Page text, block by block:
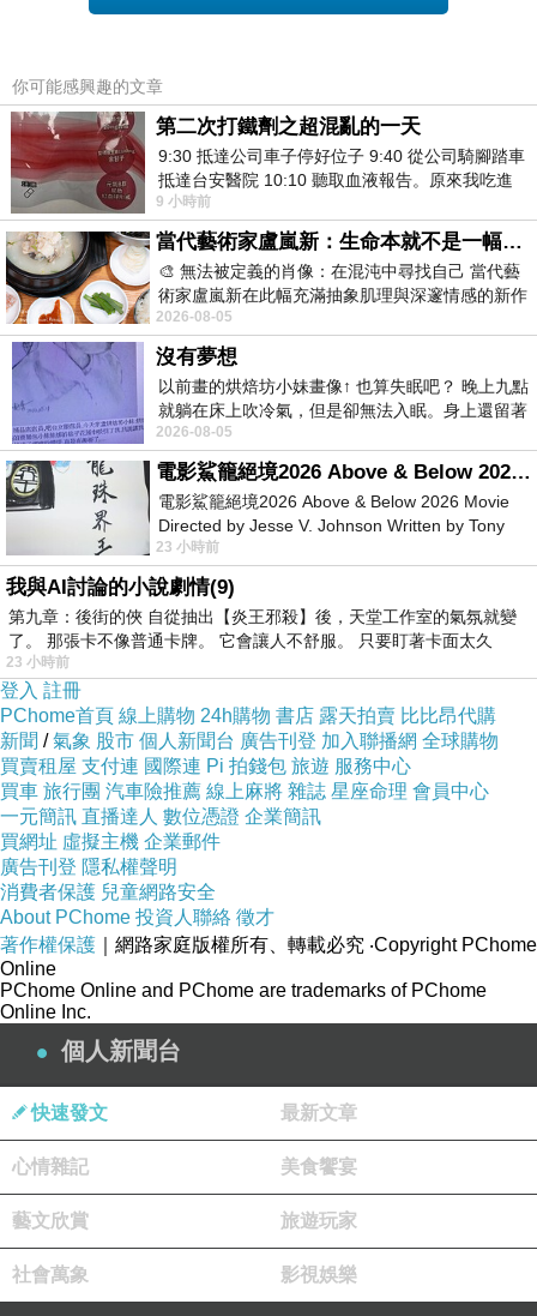
入口處不大，右側有一台自動售餐機，
有如此先進的設備，忍不住想動動手指來操控看
看。
店家於門口等待區擺放木椅，以供食客們候位之
用。
自助點餐系統介面操作簡單，螢幕也大，
想吃什麼類別就點進去，這次就選熟丼與生丼各
一，
畫面會出現餐點照片及價位，然後依循每一道步
驟，
確認餐點無誤後就能付款結帳，點餐不求人，真
(P.S.若不熟悉使用此機器，也可請服務員幫忙
你可能感興趣的文章
第二次打鐵劑之超混亂的一天
9:30 抵達公司車子停好位子 9:40 從公司騎腳踏車
抵達台安醫院 10:10 聽取血液報告。原來我吃進
去的 B12 彌可保並非沒有吸收而是超
9 小時前
當代藝術家盧嵐新：生命本就不是一幅能被定義的肖像，在混亂與交疊中拼湊完整的靈魂
🎨 無法被定義的肖像：在混沌中尋找自己 當代藝
術家盧嵐新在此幅充滿抽象肌理與深邃情感的新作
中，以灰白為基底，交織著塗抹、刮擦與
2026-08-05
沒有夢想
以前畫的烘焙坊小妹畫像↑ 也算失眠吧？ 晚上九點
就躺在床上吹冷氣，但是卻無法入眠。身上還留著
四點多跑的六公里的疲
2026-08-05
電影鯊籠絕境2026 Above & Below 2026 Movie
電影鯊籠絕境2026 Above & Below 2026 Movie
Directed by Jesse V. Johnson Written by Tony
Giordano Starring Laura Maran
23 小時前
我與AI討論的小說劇情(9)
第九章：後街的俠 自從抽出【炎王邪殺】後，天堂工作室的氣氛就變
了。 那張卡不像普通卡牌。 它會讓人不舒服。 只要盯著卡面太久
23 小時前
登入 註冊
PChome首頁 線上購物 24h購物 書店 露天拍賣 比比昂代購
新聞 /氣象 股市 個人新聞台 廣告刊登 加入聯播網 全球購物
買賣租屋 支付連 國際連 Pi 拍錢包 旅遊 服務中心
買車 旅行團 汽車險推薦 線上麻將 雜誌 星座命理 會員中心
一元簡訊 直播達人 數位憑證 企業簡訊
買網址 虛擬主機 企業郵件
廣告刊登 隱私權聲明
消費者保護 兒童網路安全
About PChome 投資人聯絡 徵才
著作權保護 ｜網路家庭版權所有、轉載必究 ‧Copyright PChome
Online
PChome Online and PChome are trademarks of PChome
Online Inc.
個人新聞台
快速發文 最新文章
心情雜記 美食饗宴
藝文欣賞 旅遊玩家
社會萬象 影視娛樂